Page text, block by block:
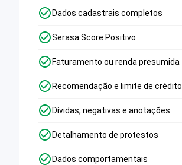
Dados cadastrais completos
Serasa Score Positivo
Faturamento ou renda presumida
Recomendação e limite de crédito
Dívidas, negativas e anotações
Detalhamento de protestos
Dados comportamentais